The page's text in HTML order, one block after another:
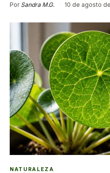
Por Sandra M.G. · 10 de agosto
NATURALEZA